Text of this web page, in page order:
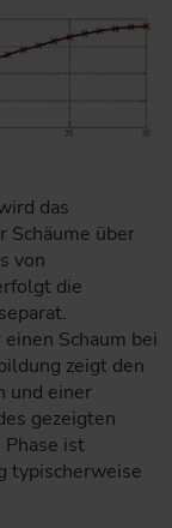
das
Schäume über
von
die
Schaum bei
zeigt den
und einer
gezeigten
ist
typischerweise